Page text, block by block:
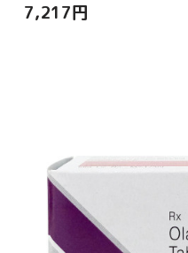
7,217円